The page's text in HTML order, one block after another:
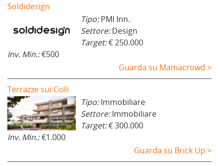
Soldidesign
Tipo:PMI Inn.
Settore:Design
Target:€ 250.000
Inv. Min.:€500
Guarda su Mamacrowd >
Terrazze sui Colli
Tipo:Immobiliare
Settore:Immobiliare
Target:€ 300.000
Inv. Min.:€1.000
Guarda su Brick Up >